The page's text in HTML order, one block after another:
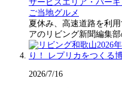
サービスエリア・パー
ご当地グルメ
夏休み、高速道路を利
アのリビング新聞編集
2026/7/16